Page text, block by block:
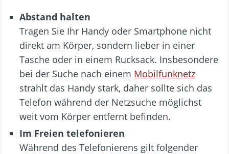
Abstand halten
Tragen Sie Ihr Handy oder Smartphone nicht
direkt am Körper, sondern lieber in einer
Tasche oder in einem Rucksack. Insbesondere
bei der Suche nach einem Mobilfunknetz
strahlt das Handy stark, daher sollte sich das
Telefon während der Netzsuche möglichst
weit vom Körper entfernt befinden.
Im Freien telefonieren
Während des Telefonierens gilt folgender